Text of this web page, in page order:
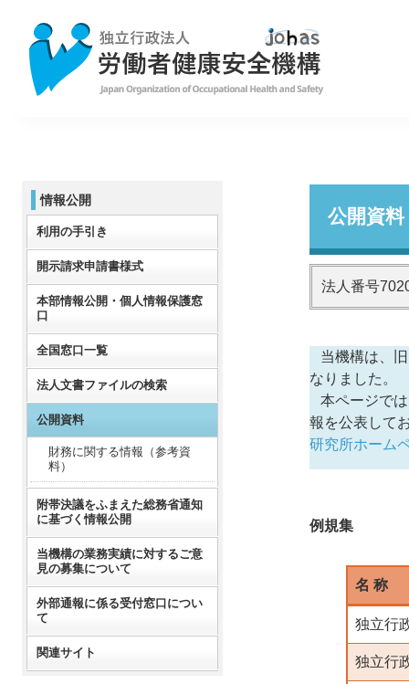
公開資料
法人番号
当機構は、
なりました。
本ページで
報を公表して
研究所ホーム
例規集
名 称
独立行
独立行
情報公開
利用の手引き
開示請求申請書様式
本部情報公開・個人情報保護窓
口
全国窓口一覧
法人文書ファイルの検索
公開資料
財務に関する情報（参考資
料）
附帯決議をふまえた総務省通知
に基づく情報公開
当機構の業務実績に対するご意
見の募集について
外部通報に係る受付窓口につい
て
関連サイト